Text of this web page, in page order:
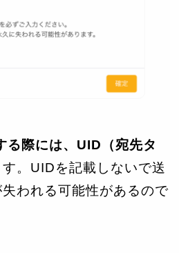
る際には、UID（宛先タ
。UIDを記載しないで送
われる可能性があるので